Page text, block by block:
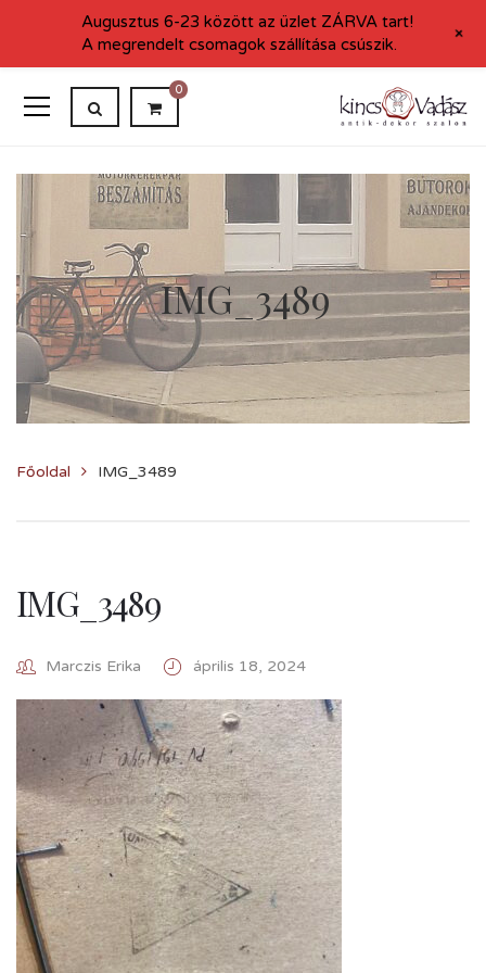
0
IMG_3489
Főoldal IMG_3489
IMG_3489
Marczis Erika április 18, 2024
Augusztus 6-23 között az üzlet ZÁRVA tart!
A megrendelt csomagok szállítása csúszik.
+